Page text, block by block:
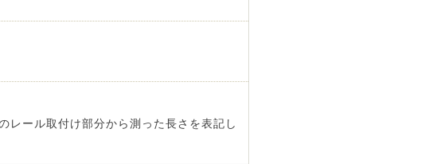
レール取付け部分から測った長さを表記し